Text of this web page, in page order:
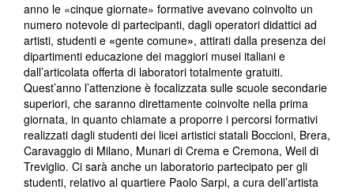
anno le «cinque giornate» formative avevano coinvolto un
numero notevole di partecipanti, dagli operatori didattici ad
artisti, studenti e «gente comune», attirati dalla presenza dei
dipartimenti educazione dei maggiori musei italiani e
dall’articolata offerta di laboratori totalmente gratuiti.
Quest’anno l’attenzione è focalizzata sulle scuole secondarie
superiori, che saranno direttamente coinvolte nella prima
giornata, in quanto chiamate a proporre i percorsi formativi
realizzati dagli studenti dei licei artistici statali Boccioni, Brera,
Caravaggio di Milano, Munari di Crema e Cremona, Weil di
Treviglio. Ci sarà anche un laboratorio partecipato per gli
studenti, relativo al quartiere Paolo Sarpi, a cura dell’artista